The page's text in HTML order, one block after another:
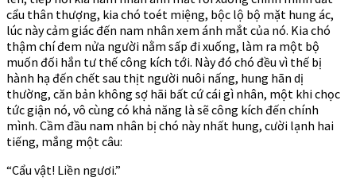
cẩu thân thượng, kia chó toét miệng, bộc lộ bộ mặt hung ác,
lúc này cảm giác đến nam nhân xem ánh mắt của nó. Kia chó
thậm chí đem nửa người nằm sấp đi xuống, làm ra một bộ
muốn đối hắn tư thế công kích tới. Này đó chó đều vì thế bị
hành hạ đến chết sau thịt người nuôi nấng, hung hãn dị
thường, căn bản không sợ hãi bất cứ cái gì nhân, một khi chọc
tức giận nó, vô cùng có khả năng là sẽ công kích đến chính
mình. Cầm đầu nam nhân bị chó này nhất hung, cười lạnh hai
tiếng, mắng một câu:
“Cẩu vật! Liền ngươi.”